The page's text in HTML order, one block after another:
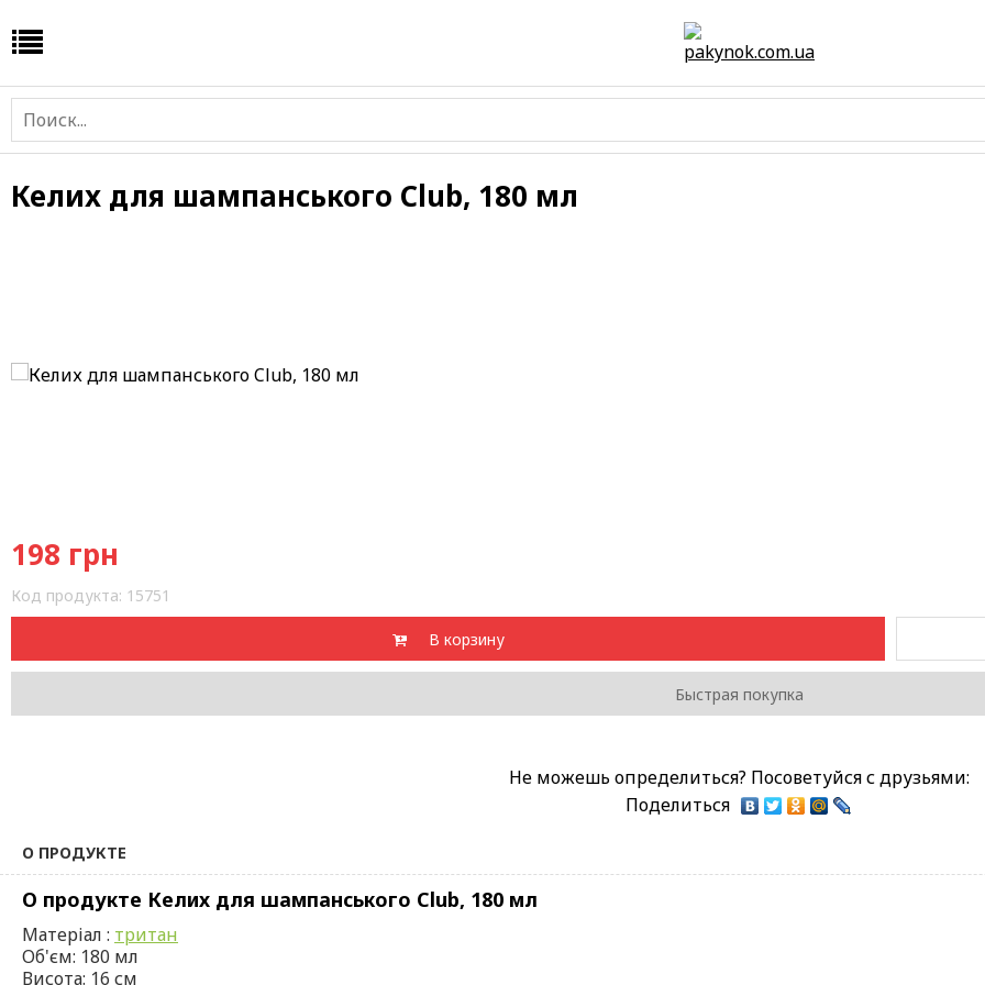
Келих для шампанського Club, 180 мл
198 грн
Код продукта: 15751
В корзину
Быстрая покупка
Не можешь определиться? Посоветуйся с друзьями:
Поделиться
О ПРОДУКТЕ
О продукте Келих для шампанського Club, 180 мл
Матеріал : тритан
Об'єм: 180 мл
Висота: 16 см